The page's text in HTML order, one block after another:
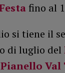
fino al
si tiene il
di luglio del
Val